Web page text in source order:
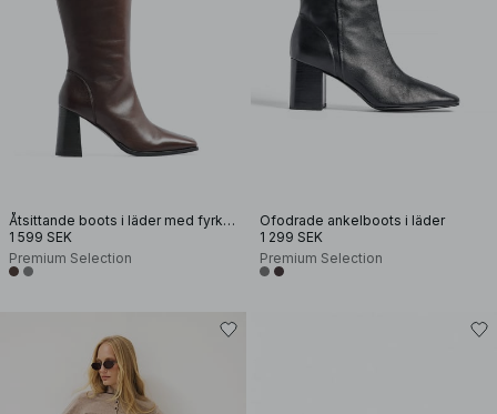
Åtsittande boots i läder med fyrkantig tå
1 599 SEK
Premium Selection
Ofodrade ankelboots i läder
1 299 SEK
Premium Selection